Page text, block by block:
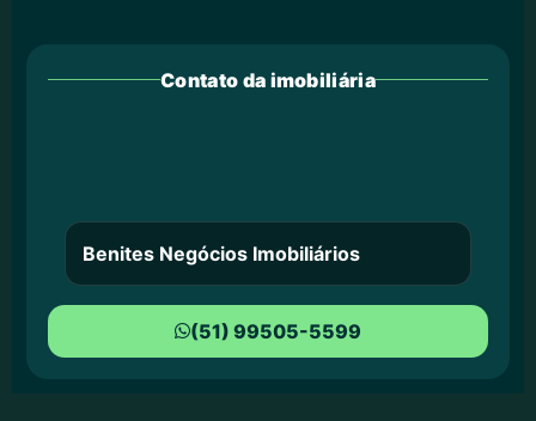
Contato da imobiliária
Benites Negócios Imobiliários
(51) 99505-5599